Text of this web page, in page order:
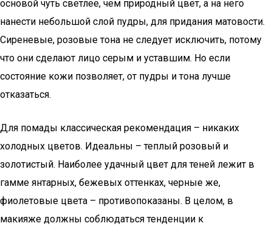
основой чуть светлее, чем природный цвет, а на него
нанести небольшой слой пудры, для придания матовости.
Сиреневые, розовые тона не следует исключить, потому
что они сделают лицо серым и уставшим. Но если
состояние кожи позволяет, от пудры и тона лучше
отказаться.
Для помады классическая рекомендация – никаких
холодных цветов. Идеальны – теплый розовый и
золотистый. Наиболее удачный цвет для теней лежит в
гамме янтарных, бежевых оттенках, черные же,
фиолетовые цвета – противопоказаны. В целом, в
макияже должны соблюдаться тенденции к